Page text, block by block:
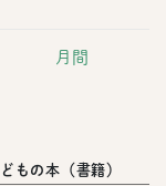
月間
もの本（書籍）